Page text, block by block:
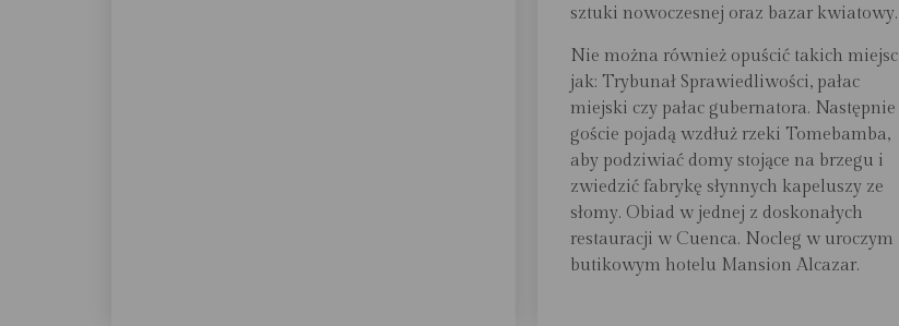
sztuki nowoczesnej oraz bazar kwiatowy.
Nie można również opuścić takich miejsc
jak: Trybunał Sprawiedliwości, pałac
miejski czy pałac gubernatora. Następnie
goście pojadą wzdłuż rzeki Tomebamba,
aby podziwiać domy stojące na brzegu i
zwiedzić fabrykę słynnych kapeluszy ze
słomy. Obiad w jednej z doskonałych
restauracji w Cuenca. Nocleg w uroczym
butikowym hotelu Mansion Alcazar.